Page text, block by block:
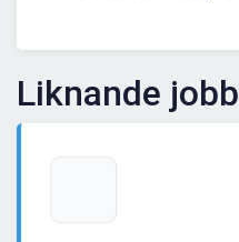
Liknande jobb